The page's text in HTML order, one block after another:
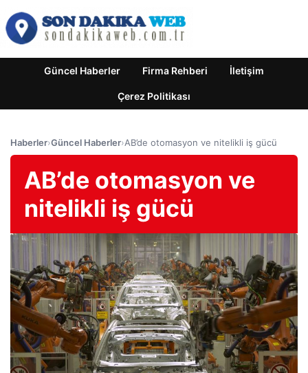
Güncel Haberler Firma Rehberi İletişim
Çerez Politikası
Haberler›Güncel Haberler›AB’de otomasyon ve nitelikli iş gücü
AB’de otomasyon ve
nitelikli iş gücü